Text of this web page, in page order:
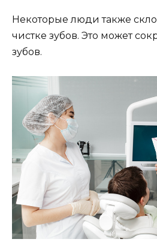
Некоторые люди также
чистке зубов. Это может
зубов.